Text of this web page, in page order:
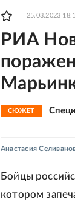
25.03.2023
РИА
СЮЖЕТ
Анастасия
Бойцы
котором